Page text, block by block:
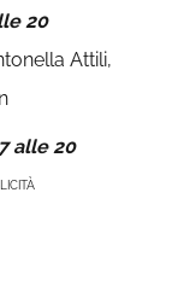
20
Attili,
alle 20